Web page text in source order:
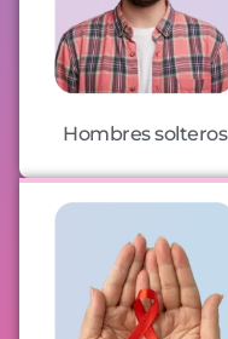
Hombres solteros